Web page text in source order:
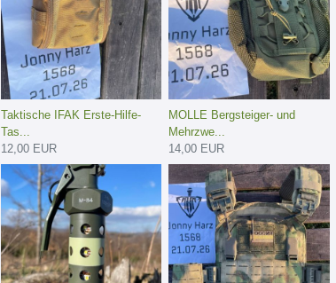
Taktische IFAK Erste-Hilfe-
Tas...
12,00 EUR
MOLLE Bergsteiger- und
Mehrzwe...
14,00 EUR